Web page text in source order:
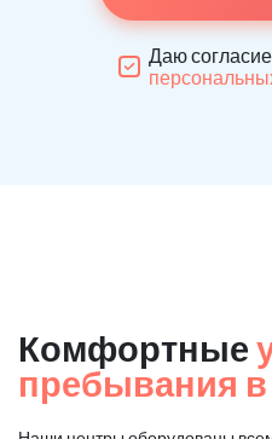
Даю
Комфортные
пребывания в